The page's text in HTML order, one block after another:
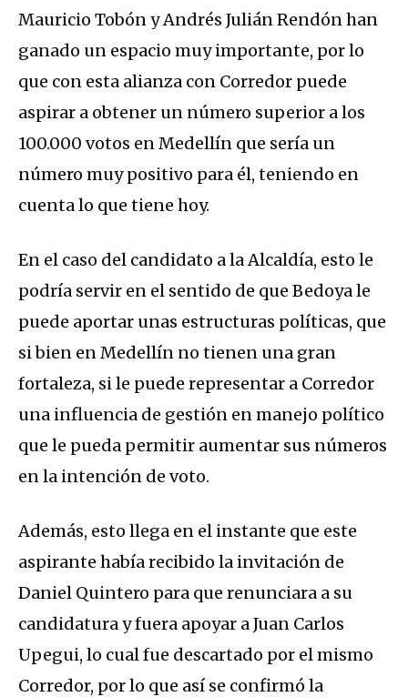
Mauricio Tobón y Andrés Julián Rendón han
ganado un espacio muy importante, por lo
que con esta alianza con Corredor puede
aspirar a obtener un número superior a los
100.000 votos en Medellín que sería un
número muy positivo para él, teniendo en
cuenta lo que tiene hoy.
En el caso del candidato a la Alcaldía, esto le
podría servir en el sentido de que Bedoya le
puede aportar unas estructuras políticas, que
si bien en Medellín no tienen una gran
fortaleza, si le puede representar a Corredor
una influencia de gestión en manejo político
que le pueda permitir aumentar sus números
en la intención de voto.
Además, esto llega en el instante que este
aspirante había recibido la invitación de
Daniel Quintero para que renunciara a su
candidatura y fuera apoyar a Juan Carlos
Upegui, lo cual fue descartado por el mismo
Corredor, por lo que así se confirmó la